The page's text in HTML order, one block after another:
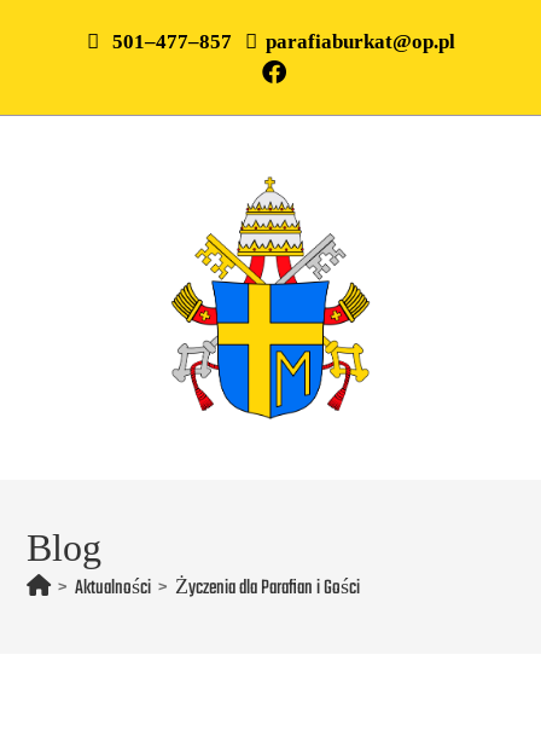
501–477–857 parafiaburkat@op.pl
Blog
> Aktualności > Życzenia dla Parafian i Gości